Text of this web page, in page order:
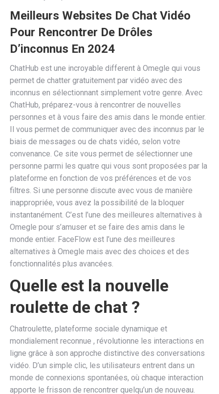
Meilleurs Websites De Chat Vidéo
Pour Rencontrer De Drôles
D’inconnus En 2024
ChatHub est une incroyable different à Omegle qui vous
permet de chatter gratuitement par vidéo avec des
inconnus en sélectionnant simplement votre genre. Avec
ChatHub, préparez-vous à rencontrer de nouvelles
personnes et à vous faire des amis dans le monde entier.
Il vous permet de communiquer avec des inconnus par le
biais de messages ou de chats vidéo, selon votre
convenance. Ce site vous permet de sélectionner une
personne parmi les quatre qui vous sont proposées par la
plateforme en fonction de vos préférences et de vos
filtres. Si une personne discute avec vous de manière
inappropriée, vous avez la possibilité de la bloquer
instantanément. C’est l’une des meilleures alternatives à
Omegle pour s’amuser et se faire des amis dans le
monde entier. FaceFlow est l’une des meilleures
alternatives à Omegle mais avec des choices et des
fonctionnalités plus avancées.
Quelle est la nouvelle
roulette de chat ?
Chatroulette, plateforme sociale dynamique et
mondialement reconnue , révolutionne les interactions en
ligne grâce à son approche distinctive des conversations
vidéo. D’un simple clic, les utilisateurs entrent dans un
monde de connexions spontanées, où chaque interaction
apporte le frisson de rencontrer quelqu’un de nouveau.